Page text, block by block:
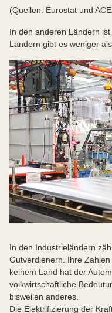
(Quellen: Eurostat und
In den anderen Ländern
Ländern gibt es weniger
In den Industrieländern
Gutverdienern. Ihre
keinem Land hat der
volkwirtschaftliche
bisweilen anderes.
Die Elektrifizierung der